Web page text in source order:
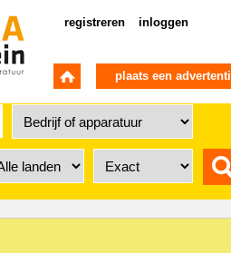
registreren inloggen
plaats een